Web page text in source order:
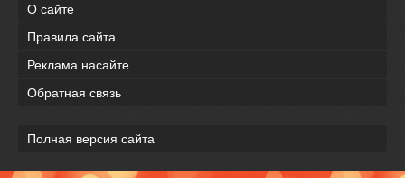
О сайте
Правила сайта
Реклама насайте
Обратная связь
Полная версия сайта